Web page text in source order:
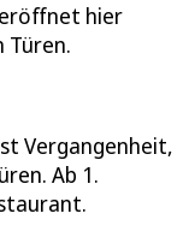
hier
Türen.
Vergangenheit,
Ab 1.